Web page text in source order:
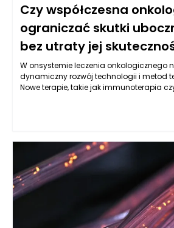
Czy współczesna
ograniczać skutki
bez utraty jej
W onsystemie leczenia onkologicznego
dynamiczny rozwój technologii i metod
Nowe terapie, takie jak immunoterapia
mogą przyczynić się do ograniczenia
modyfikacji genetycznych komórek
efekcie może zmniejszać potrzebę
terapii, takich jak chemioterapia.
kontekście onkologii w Warszawie
możliwości podejścia do leczenia, które
i zindywidualizowane. Dzięki temu
Warszawie staje się bardziej skuteczne,
obciążające dla pacjentów. Rozwój